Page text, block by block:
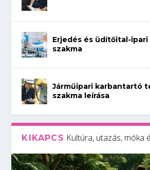
Erjedés és üdítőital-
szakma
Járműipari karbantartó
szakma leírása
KIKAPCS Kultúra, utazás, móka